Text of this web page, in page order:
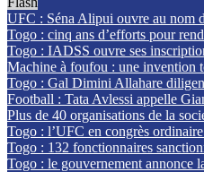
UFC : Séna Alipui ouvre au nom
Togo : cinq ans d’efforts pour
Togo : IADSS ouvre ses
Machine à foufou : une invention
Togo : Gal Dimini Allahare
Football : Tata Avlessi appelle
Plus de 40 organisations de la
Togo : l’UFC en congrès
Togo : 132 fonctionnaires
Togo : le gouvernement annonce